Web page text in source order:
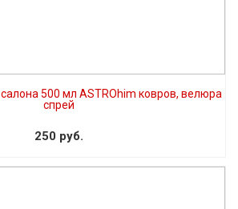
500 мл ASTROhim ковров, велюра
спрей
250 руб.